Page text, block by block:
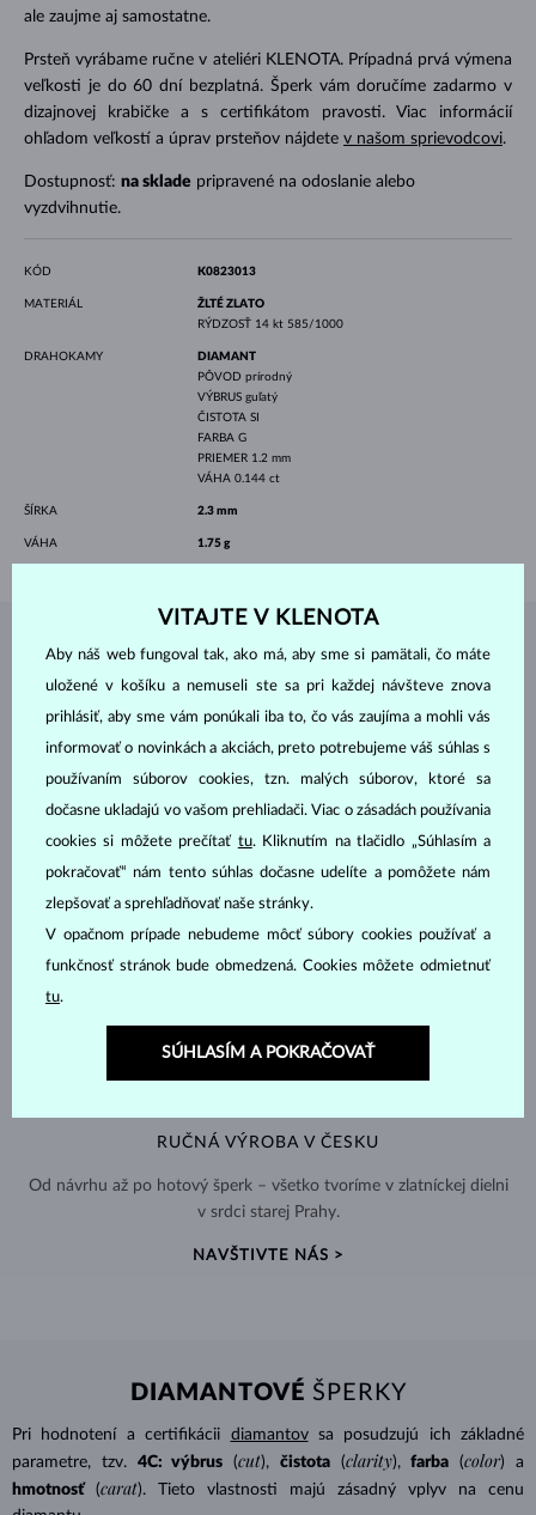
ale zaujme aj samostatne.
Prsteň vyrábame ručne v ateliéri KLENOTA. Prípadná prvá výmena
veľkosti je do 60 dní bezplatná. Šperk vám doručíme zadarmo v
dizajnovej krabičke a s certifikátom pravosti. Viac informácií
ohľadom veľkostí a úprav prsteňov nájdete v našom sprievodcovi.
Dostupnosť: na sklade pripravené na odoslanie alebo
vyzdvihnutie.
KÓD K0823013
MATERIÁL
ŽLTÉ ZLATO
RÝDZOSŤ 14 kt 585/1000
DRAHOKAMY
DIAMANT
PÔVOD prírodný
VÝBRUS guľatý
ČISTOTA SI
FARBA G
PRIEMER 1.2 mm
VÁHA 0.144 ct
ŠÍRKA 2.3 mm
VÁHA 1.75 g
ŠPERKY ZATELIÉRU KLENOTA
RUČNÁ VÝROBA V ČESKU
Od návrhu až po hotový šperk – všetko tvoríme v zlatníckej dielni
v srdci starej Prahy.
NAVŠTIVTE NÁS >
DIAMANTOVÉ ŠPERKY
Pri hodnotení a certifikácii diamantovsa posudzujú ich základné
parametre, tzv.
4C: výbrus (cut), čistota (clarity), farba (color) a
hmotnosť
(carat). Tieto vlastnosti majú zásadný vplyv na cenu
VITAJTE V KLENOTA
Aby náš web fungoval tak, ako má, aby sme si pamätali, čo máte
uložené v košíku a nemuseli ste sa pri každej návšteve znova
prihlásiť, aby sme vám ponúkali iba to, čo vás zaujíma a mohli vás
informovať o novinkách a akciách, preto potrebujeme váš súhlas s
používaním súborov cookies, tzn. malých súborov, ktoré sa
dočasne ukladajú vo vašom prehliadači. Viac o zásadách používania
cookies si môžete prečítať tu. Kliknutím na tlačidlo „Súhlasím a
pokračovať“ nám tento súhlas dočasne udelíte a pomôžete nám
zlepšovať a sprehľadňovať naše stránky.
V opačnom prípade nebudeme môcť súbory cookies používať a
funkčnosť stránok bude obmedzená. Cookies môžete odmietnuť
tu.
SÚHLASÍM A POKRAČOVAŤ